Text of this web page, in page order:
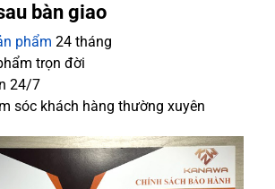
bàn giao
phẩm 24 tháng
trọn đời
24/7
sóc khách hàng thường xuyên